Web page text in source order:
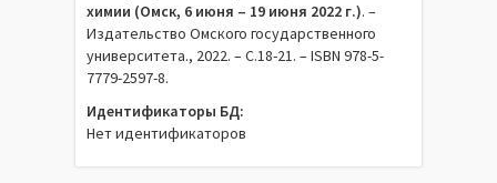
химии (Омск, 6 июня – 19 июня 2022 г.). –
Издательство Омского государственного
университета., 2022. – C.18-21. – ISBN 978-5-
7779-2597-8.
Идентификаторы БД:
Нет идентификаторов